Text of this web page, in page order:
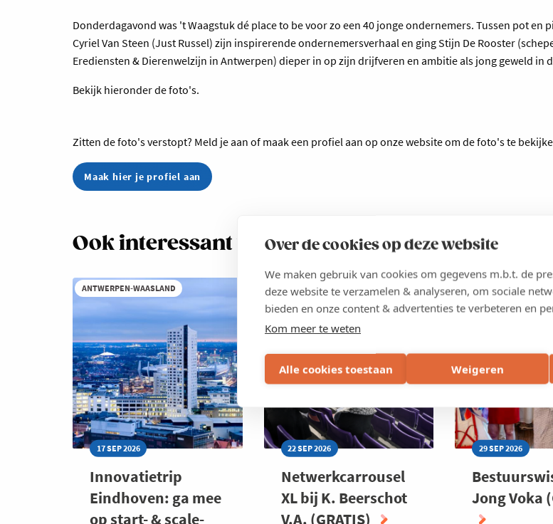
Over de cookies op deze website
We maken gebruik van cookies om gegevens m.b.t. de
deze website te verzamelen & analyseren, om sociale
bieden en onze content & advertenties te verbeteren en
Kom meer te weten
Alle cookies toestaan Weigeren
Donderdagavond was 't Waagstuk dé place to be voor zo een 40 jonge ondernemers. Tussen pot en
Cyriel Van Steen (Just Russel) zijn inspirerende ondernemersverhaal en ging Stijn De Rooster
Erediensten & Dierenwelzijn in Antwerpen) dieper in op zijn drijfveren en ambitie als jong geweld in
Bekijk hieronder de foto's.
Zitten de foto's verstopt? Meld je aan of maak een profiel aan op onze website om de foto's te
Maak hier je profiel aan
Ook interessant voor jou?
ANTWERPEN-WAASLAND
17 SEP 2026
Innovatietrip
Eindhoven: ga mee
op start- & scale-
ANTWERPEN-WAASLAND
22 SEP 2026
Netwerkcarrousel
XL bij K. Beerschot
V.A. (GRATIS)
ANTWERPEN-
29 SEP 2026
Jong Voka